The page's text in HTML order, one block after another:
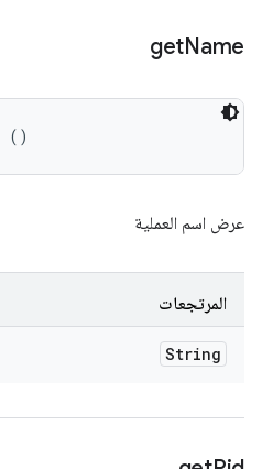
getName
()
عرض اسم العملية
المرتجعات
String